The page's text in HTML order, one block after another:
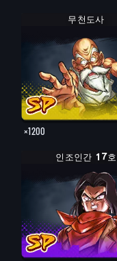
무천도사
×1200
인조인간 17호